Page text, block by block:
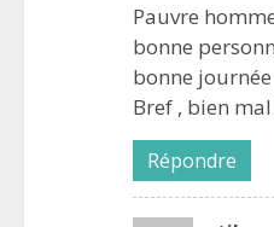
Pauvre
bonne
bonne
Bref , bien
Répondre